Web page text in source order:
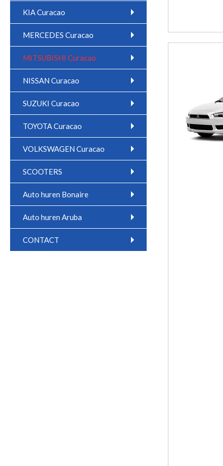
KIA Curacao
MERCEDES Curacao
MITSUBISHI Curacao
NISSAN Curacao
SUZUKI Curacao
TOYOTA Curacao
VOLKSWAGEN Curacao
SCOOTERS
Auto huren Bonaire
Auto huren Aruba
CONTACT